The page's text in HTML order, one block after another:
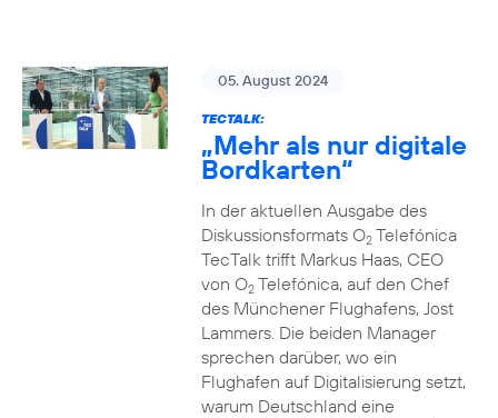
05. August 2024
TECTALK:
„Mehr als nur digitale
Bordkarten“
In der aktuellen Ausgabe des
Diskussionsformats O2Telefónica
TecTalk trifft Markus Haas, CEO
von O2Telefónica, auf den Chef
des Münchener Flughafens, Jost
Lammers. Die beiden Manager
sprechen darüber, wo ein
Flughafen auf Digitalisierung setzt,
warum Deutschland eine